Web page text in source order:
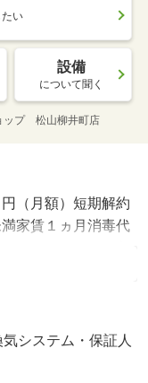
たい
設備
について聞く
ップ 松山柳井町店
（月額）短期解約
家賃１ヵ月消毒代
５８３００円（入
２．４２万円・賃
，５００円～・維
ポート１，２１０
レントあり：１ヶ
システム・保証人